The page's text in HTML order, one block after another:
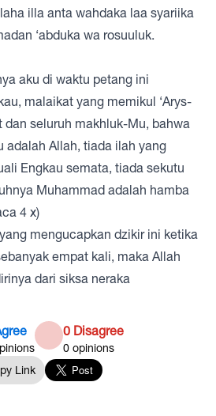
illa anta wahdaka laa syariika
‘abduka wa rosuuluk.
aku di waktu petang ini
malaikat yang memikul ‘Arys-
seluruh makhluk-Mu, bahwa
adalah Allah, tiada ilah yang
Engkau semata, tiada sekutu
Muhammad adalah hamba
4 x)
mengucapkan dzikir ini ketika
empat kali, maka Allah
dari siksa neraka
0 Disagree
0 opinions
Link